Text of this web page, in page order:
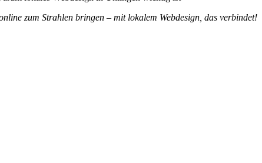
zum Strahlen bringen – mit lokalem Webdesign, das verbindet!